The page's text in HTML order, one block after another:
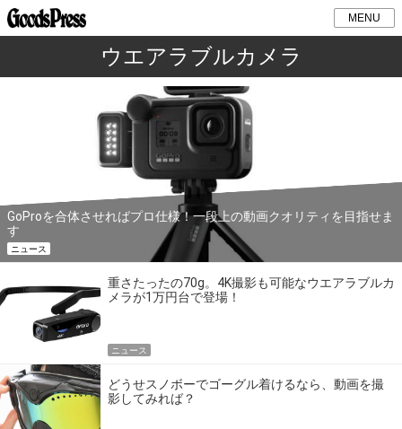
MENU
ウエアラブルカメラ
GoProを合体させればプロ仕様！一段上の動画クオリティを目指せま
す
ニュース
重さたったの70g。4K撮影も可能なウエアラブルカ
メラが1万円台で登場！
ニュース
どうせスノボーでゴーグル着けるなら、動画を撮
影してみれば？